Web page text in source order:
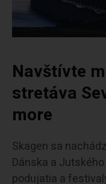
Navštívte
stretáva
more
Skagen sa
Dánska a
podujatia a